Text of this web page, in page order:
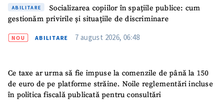
ABILITARE
Socializarea copiilor în spațiile publice: cum
gestionăm privirile și situațiile de discriminare
NOU ABILITARE 7 august 2026, 06:48
Ce taxe ar urma să fie impuse la comenzile de până la 150
de euro de pe platforme străine. Noile reglementări incluse
în politica fiscală publicată pentru consultări